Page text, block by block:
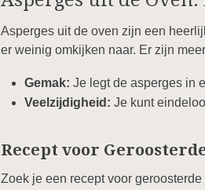
Asperges uit de oven zijn een
er weinig omkijken naar. Er zijn
Gemak: Je legt de asperges in
Veelzijdigheid: Je kunt
Recept voor
Zoek je een recept voor